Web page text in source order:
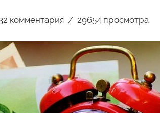
комментария 29654 просмотра